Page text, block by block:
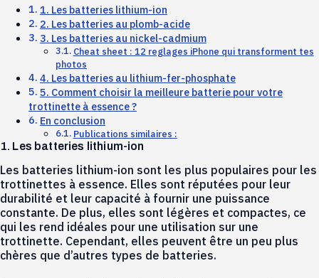
1. Les batteries lithium-ion
2. Les batteries au plomb-acide
3. Les batteries au nickel-cadmium
Cheat sheet : 12 reglages iPhone qui transforment tes
photos
4. Les batteries au lithium-fer-phosphate
5. Comment choisir la meilleure batterie pour votre
trottinette à essence ?
En conclusion
Publications similaires :
1. Les batteries lithium-ion
Les batteries lithium-ion sont les plus populaires pour les
trottinettes à essence. Elles sont réputées pour leur
durabilité et leur capacité à fournir une puissance
constante. De plus, elles sont légères et compactes, ce
qui les rend idéales pour une utilisation sur une
trottinette. Cependant, elles peuvent être un peu plus
chères que d’autres types de batteries.